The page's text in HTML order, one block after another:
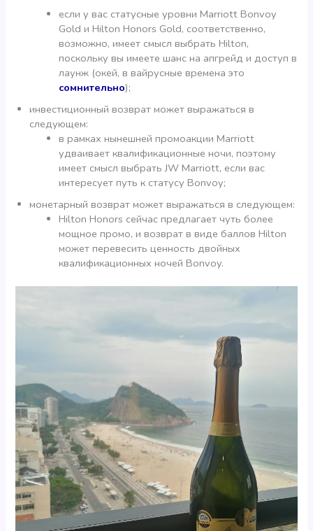
если у вас статусные уровни Marriott Bonvoy
Gold и Hilton Honors Gold, соответственно,
возможно, имеет смысл выбрать Hilton,
поскольку вы имеете шанс на апгрейд и доступ в
лаунж (окей, в вайрусные времена это
сомнительно);
инвестиционный возврат может выражаться в
следующем:
в рамках нынешней промоакции Marriott
удваивает квалификационные ночи, поэтому
имеет смысл выбрать JW Marriott, если вас
интересует путь к статусу Bonvoy;
монетарный возврат может выражаться в следующем:
Hilton Honors сейчас предлагает чуть более
мощное промо, и возврат в виде баллов Hilton
может перевесить ценность двойных
квалификационных ночей Bonvoy.